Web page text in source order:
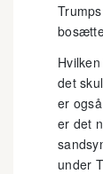
det
er
er det
under